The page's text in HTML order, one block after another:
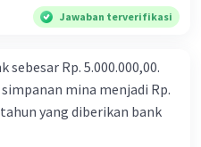
Rini setiap 12 hari sekali.
bersama-sama
berbeda - beda. Rani
minuman kaleng dengan
2 cokelat, 6 roti dan 1
Jawaban terverifikasi
Rp. 5.000.000,00.
mina menjadi Rp.
yang diberikan bank